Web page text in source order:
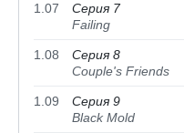
1.07
Серия 7
Failing
1.08
Серия 8
Couple's Friends
1.09
Серия 9
Black Mold